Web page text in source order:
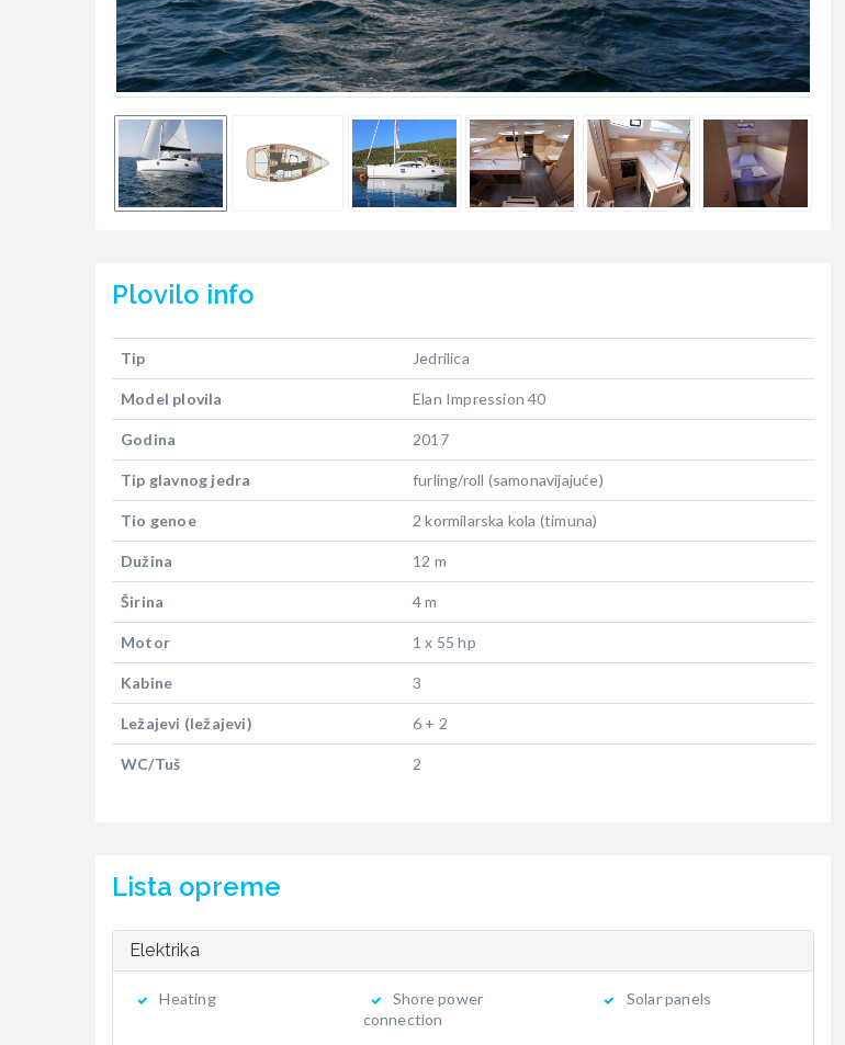
Plovilo info
Tip Jedrilica
Model plovila Elan Impression 40
Godina 2017
Tip glavnog jedra furling/roll (samonavijajuće)
Tio genoe 2 kormilarska kola (timuna)
Dužina 12 m
Širina 4 m
Motor 1 x 55 hp
Kabine 3
Ležajevi (ležajevi) 6 + 2
WC/Tuš 2
Lista opreme
Elektrika
Heating
Shore power
connection
Solar panels